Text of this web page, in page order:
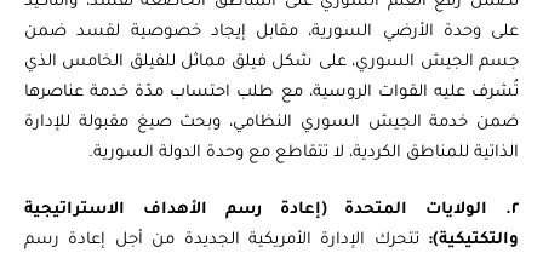
على وحدة الأرضي السورية، مقابل إيجاد خصوصية لقسد ضمن
جسم الجيش السوري، على شكل فيلق مماثل للفيلق الخامس الذي
تُشرف عليه القوات الروسية، مع طلب احتساب مدّة خدمة عناصرها
ضمن خدمة الجيش السوري النظامي، وبحث صيغ مقبولة للإدارة
الذاتية للمناطق الكردية، لا تتقاطع مع وحدة الدولة السورية.
٢. الولايات المتحدة (إعادة رسم الأهداف الاستراتيجية
والتكتيكية):تتحرك الإدارة الأمريكية الجديدة من أجل إعادة رسم